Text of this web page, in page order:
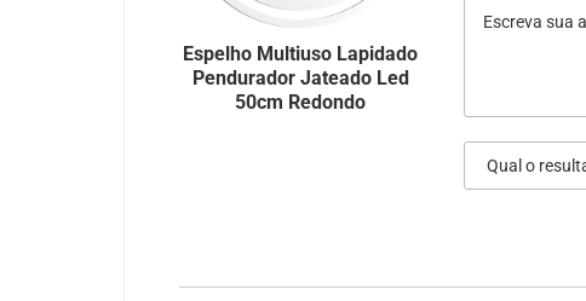
Espelho Multiuso Lapidado
Pendurador Jateado Led
50cm Redondo